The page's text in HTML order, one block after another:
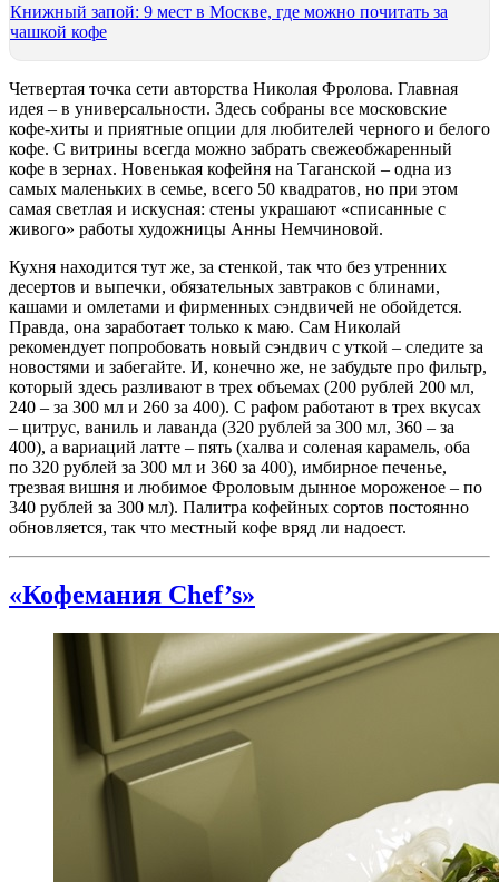
Книжный запой: 9 мест в Москве, где можно почитать за
чашкой кофе
Четвертая точка сети авторства Николая Фролова. Главная
идея – в универсальности. Здесь собраны все московские
кофе-хиты и приятные опции для любителей черного и белого
кофе. С витрины всегда можно забрать свежеобжаренный
кофе в зернах. Новенькая кофейня на Таганской – одна из
самых маленьких в семье, всего 50 квадратов, но при этом
самая светлая и искусная: стены украшают «списанные с
живого» работы художницы Анны Немчиновой.
Кухня находится тут же, за стенкой, так что без утренних
десертов и выпечки, обязательных завтраков с блинами,
кашами и омлетами и фирменных сэндвичей не обойдется.
Правда, она заработает только к маю. Сам Николай
рекомендует попробовать новый сэндвич с уткой – следите за
новостями и забегайте. И, конечно же, не забудьте про фильтр,
который здесь разливают в трех объемах (200 рублей 200 мл,
240 – за 300 мл и 260 за 400). С рафом работают в трех вкусах
– цитрус, ваниль и лаванда (320 рублей за 300 мл, 360 – за
400), а вариаций латте – пять (халва и соленая карамель, оба
по 320 рублей за 300 мл и 360 за 400), имбирное печенье,
трезвая вишня и любимое Фроловым дынное мороженое – по
340 рублей за 300 мл). Палитра кофейных сортов постоянно
обновляется, так что местный кофе вряд ли надоест.
«Кофемания Chef’s»